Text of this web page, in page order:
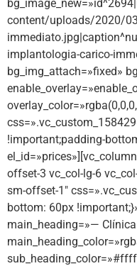
content/uploads/2020/
implantologia-carico-
bg_img_attach=»fixed»
!important;padding-
offset-3 vc_col-lg-6
sm-offset-1″
bottom: 60px
main_heading=»—